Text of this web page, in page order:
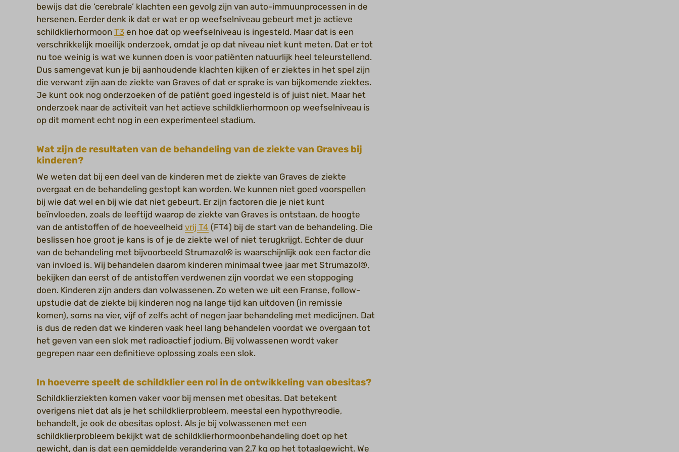
bewijs dat die ‘cerebrale’ klachten een gevolg zijn van auto-immuunprocessen in de
hersenen. Eerder denk ik dat er wat er op weefselniveau gebeurt met je actieve
schildklierhormoon T3 en hoe dat op weefselniveau is ingesteld. Maar dat is een
verschrikkelijk moeilijk onderzoek, omdat je op dat niveau niet kunt meten. Dat er tot
nu toe weinig is wat we kunnen doen is voor patiënten natuurlijk heel teleurstellend.
Dus samengevat kun je bij aanhoudende klachten kijken of er ziektes in het spel zijn
die verwant zijn aan de ziekte van Graves of dat er sprake is van bijkomende ziektes.
Je kunt ook nog onderzoeken of de patiënt goed ingesteld is of juist niet. Maar het
onderzoek naar de activiteit van het actieve schildklierhormoon op weefselniveau is
op dit moment echt nog in een experimenteel stadium.
Wat zijn de resultaten van de behandeling van de ziekte van Graves bij
kinderen?
We weten dat bij een deel van de kinderen met de ziekte van Graves de ziekte
overgaat en de behandeling gestopt kan worden. We kunnen niet goed voorspellen
bij wie dat wel en bij wie dat niet gebeurt. Er zijn factoren die je niet kunt
beïnvloeden, zoals de leeftijd waarop de ziekte van Graves is ontstaan, de hoogte
van de antistoffen of de hoeveelheid vrij T4 (FT4) bij de start van de behandeling. Die
beslissen hoe groot je kans is of je de ziekte wel of niet terugkrijgt. Echter de duur
van de behandeling met bijvoorbeeld Strumazol® is waarschijnlijk ook een factor die
van invloed is. Wij behandelen daarom kinderen minimaal twee jaar met Strumazol®,
bekijken dan eerst of de antistoffen verdwenen zijn voordat we een stoppoging
doen. Kinderen zijn anders dan volwassenen. Zo weten we uit een Franse, follow-
upstudie dat de ziekte bij kinderen nog na lange tijd kan uitdoven (in remissie
komen), soms na vier, vijf of zelfs acht of negen jaar behandeling met medicijnen. Dat
is dus de reden dat we kinderen vaak heel lang behandelen voordat we overgaan tot
het geven van een slok met radioactief jodium. Bij volwassenen wordt vaker
gegrepen naar een definitieve oplossing zoals een slok.
In hoeverre speelt de schildklier een rol in de ontwikkeling van obesitas?
Schildklierziekten komen vaker voor bij mensen met obesitas. Dat betekent
overigens niet dat als je het schildklierprobleem, meestal een hypothyreodie,
behandelt, je ook de obesitas oplost. Als je bij volwassenen met een
schildklierprobleem bekijkt wat de schildklierhormoonbehandeling doet op het
gewicht, dan is dat een gemiddelde verandering van 2,7 kg op het totaalgewicht. We